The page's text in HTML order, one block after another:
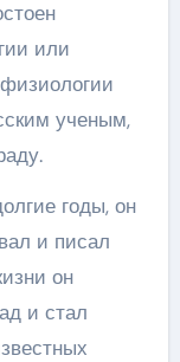
или
ученым,
годы, он
и писал
он
и стал